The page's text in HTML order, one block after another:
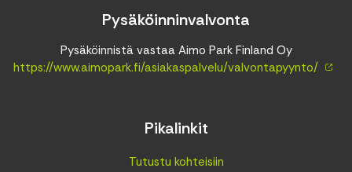
Pysäköinninvalvonta
Pysäköinnistä vastaa Aimo Park Finland Oy
https://www.aimopark.fi/asiakaspalvelu/valvontapyynto/
Pikalinkit
Tutustu kohteisiin